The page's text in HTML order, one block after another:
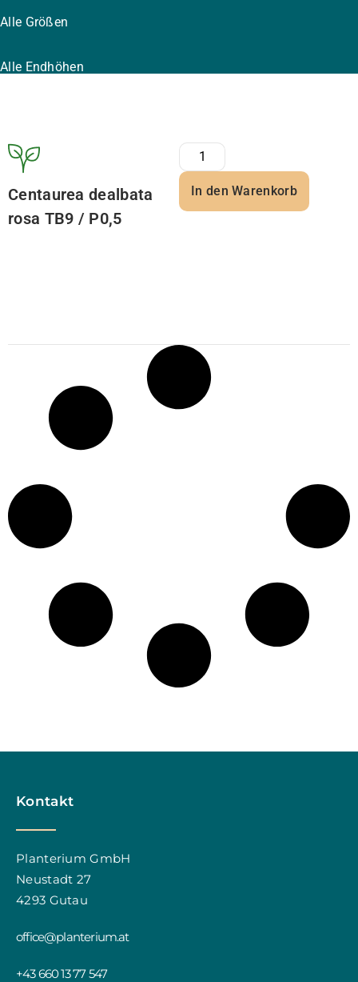
Alle Größen
Alle Endhöhen
Centaurea dealbata
rosa TB9 / P0,5
In den Warenkorb
Kontakt
Planterium GmbH
Neustadt 27
4293 Gutau
office@planterium.at
+43 660 13 77 547